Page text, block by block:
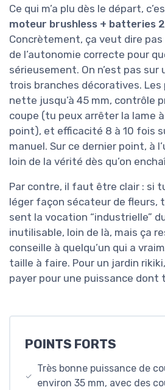
Ce qui m’a plu dès le départ,
moteur brushless + batteries
Concrètement, ça veut dire
de l’autonomie correcte pour
sérieusement. On n’est pas
trois branches décoratives. Les
nette jusqu’à 45 mm, contrôle
coupe (tu peux arrêter la lame
point), et efficacité 8 à 10 fois
manuel. Sur ce dernier point, à
loin de la vérité dès qu’on
Par contre, il faut être clair : si
léger façon sécateur de fleurs,
sent la vocation “industrielle”
inutilisable, loin de là, mais ça
conseille à quelqu’un qui a
taille à faire. Pour un jardin
payer pour une puissance dont
POINTS FORTS
Très bonne puissance de
environ 35 mm, avec des